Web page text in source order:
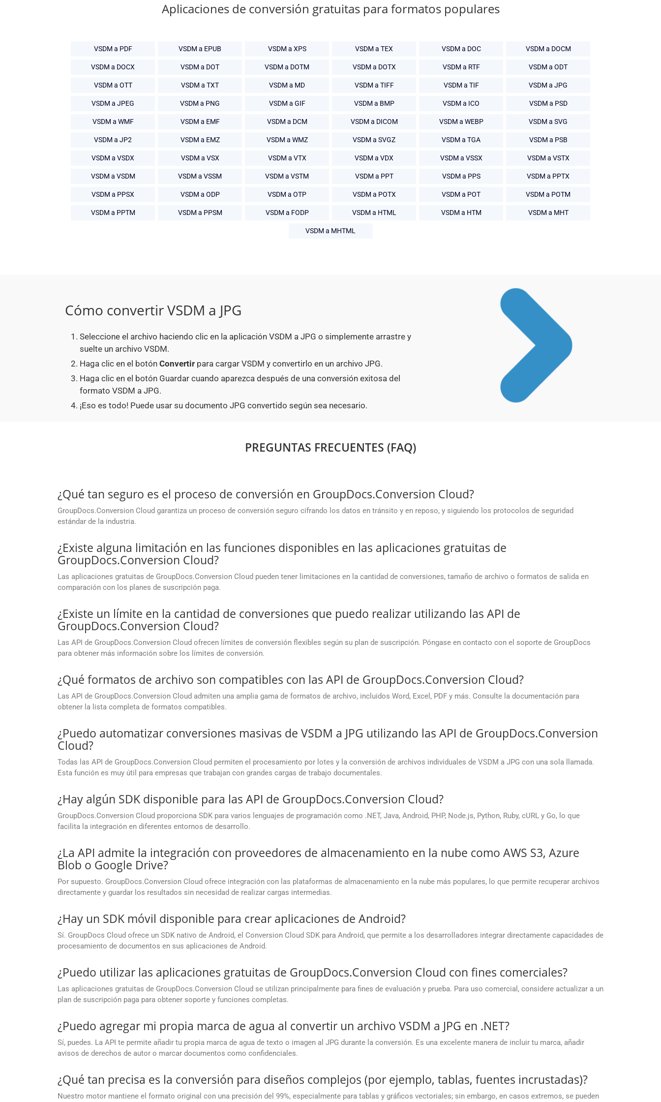
Aplicaciones de conversión gratuitas para formatos populares
VSDM a PDF VSDM a EPUB VSDM a XPS VSDM a TEX VSDM a DOC VSDM a DOCM
VSDM a DOCX VSDM a DOT VSDM a DOTM VSDM a DOTX VSDM a RTF VSDM a ODT
VSDM a OTT VSDM a TXT VSDM a MD VSDM a TIFF VSDM a TIF VSDM a JPG
VSDM a JPEG VSDM a PNG VSDM a GIF VSDM a BMP VSDM a ICO VSDM a PSD
VSDM a WMF VSDM a EMF VSDM a DCM VSDM a DICOM VSDM a WEBP VSDM a SVG
VSDM a JP2 VSDM a EMZ VSDM a WMZ VSDM a SVGZ VSDM a TGA VSDM a PSB
VSDM a VSDX VSDM a VSX VSDM a VTX VSDM a VDX VSDM a VSSX VSDM a VSTX
VSDM a VSDM VSDM a VSSM VSDM a VSTM VSDM a PPT VSDM a PPS VSDM a PPTX
VSDM a PPSX VSDM a ODP VSDM a OTP VSDM a POTX VSDM a POT VSDM a POTM
VSDM a PPTM VSDM a PPSM VSDM a FODP VSDM a HTML VSDM a HTM VSDM a MHT
VSDM a MHTML
Cómo convertir VSDM a JPG
Seleccione el archivo haciendo clic en la aplicación VSDM a JPG o simplemente arrastre y
suelte un archivo VSDM.
Haga clic en el botón Convertir para cargar VSDM y convertirlo en un archivo JPG.
Haga clic en el botón Guardar cuando aparezca después de una conversión exitosa del
formato VSDM a JPG.
¡Eso es todo! Puede usar su documento JPG convertido según sea necesario.
PREGUNTAS FRECUENTES (FAQ)
¿Qué tan seguro es el proceso de conversión en GroupDocs.Conversion Cloud?
GroupDocs.Conversion Cloud garantiza un proceso de conversión seguro cifrando los datos en tránsito y en reposo, y siguiendo los protocolos de seguridad
estándar de la industria.
¿Existe alguna limitación en las funciones disponibles en las aplicaciones gratuitas de
GroupDocs.Conversion Cloud?
Las aplicaciones gratuitas de GroupDocs.Conversion Cloud pueden tener limitaciones en la cantidad de conversiones, tamaño de archivo o formatos de salida en
comparación con los planes de suscripción paga.
¿Existe un límite en la cantidad de conversiones que puedo realizar utilizando las API de
GroupDocs.Conversion Cloud?
Las API de GroupDocs.Conversion Cloud ofrecen límites de conversión flexibles según su plan de suscripción. Póngase en contacto con el soporte de GroupDocs
para obtener más información sobre los límites de conversión.
¿Qué formatos de archivo son compatibles con las API de GroupDocs.Conversion Cloud?
Las API de GroupDocs.Conversion Cloud admiten una amplia gama de formatos de archivo, incluidos Word, Excel, PDF y más. Consulte la documentación para
obtener la lista completa de formatos compatibles.
¿Puedo automatizar conversiones masivas de VSDM a JPG utilizando las API de GroupDocs.Conversion
Cloud?
Todas las API de GroupDocs.Conversion Cloud permiten el procesamiento por lotes y la conversión de archivos individuales de VSDM a JPG con una sola llamada.
Esta función es muy útil para empresas que trabajan con grandes cargas de trabajo documentales.
¿Hay algún SDK disponible para las API de GroupDocs.Conversion Cloud?
GroupDocs.Conversion Cloud proporciona SDK para varios lenguajes de programación como .NET, Java, Android, PHP, Node.js, Python, Ruby, cURL y Go, lo que
facilita la integración en diferentes entornos de desarrollo.
¿La API admite la integración con proveedores de almacenamiento en la nube como AWS S3, Azure
Blob o Google Drive?
Por supuesto. GroupDocs.Conversion Cloud ofrece integración con las plataformas de almacenamiento en la nube más populares, lo que permite recuperar archivos
directamente y guardar los resultados sin necesidad de realizar cargas intermedias.
¿Hay un SDK móvil disponible para crear aplicaciones de Android?
Sí. GroupDocs Cloud ofrece un SDK nativo de Android, el Conversion Cloud SDK para Android, que permite a los desarrolladores integrar directamente capacidades de
procesamiento de documentos en sus aplicaciones de Android.
¿Puedo utilizar las aplicaciones gratuitas de GroupDocs.Conversion Cloud con fines comerciales?
Las aplicaciones gratuitas de GroupDocs.Conversion Cloud se utilizan principalmente para fines de evaluación y prueba. Para uso comercial, considere actualizar a un
plan de suscripción paga para obtener soporte y funciones completas.
¿Puedo agregar mi propia marca de agua al convertir un archivo VSDM a JPG en .NET?
Sí, puedes. La API te permite añadir tu propia marca de agua de texto o imagen al JPG durante la conversión. Es una excelente manera de incluir tu marca, añadir
avisos de derechos de autor o marcar documentos como confidenciales.
¿Qué tan precisa es la conversión para diseños complejos (por ejemplo, tablas, fuentes incrustadas)?
Nuestro motor mantiene el formato original con una precisión del 99%, especialmente para tablas y gráficos vectoriales; sin embargo, en casos extremos, se pueden